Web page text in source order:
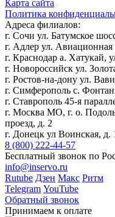
Карта сайта
Политика
Адреса филиалов:
г. Сочи ул. Батумское
г. Адлер ул.
г. Краснодар а. Хатукай,
г. Новороссийск ул.
г. Ростов-на-дону ул.
г. Симферополь с.
г. Ставрополь 45-я
г. Москва МО, г. о.
проезд, д. 2
г. Донецк ул Воинская, д.
8 (800) 222-44-57
Бесплатный звонок по
info@inservo.ru
Rutube Дзен Макс Ритм
Telegram YouTube
Обратный звонок
Принимаем к оплате